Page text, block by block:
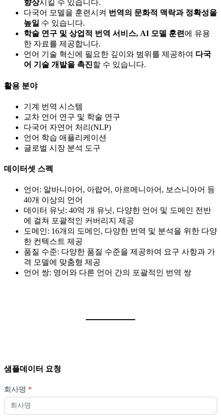
향상시킬 수 있습니다.
다국어 모델을 훈련시켜 번역의 문화적 맥락과 정확성을
높일 수 있습니다.
학술 연구 및 상업적 번역 서비스, AI 모델 훈련 에 유용
한 자료를 제공합니다.
언어 기술 혁신에 필요한 깊이와 범위를 제공하여 다국
어 기술 개발을 촉진할 수 있습니다.
활용 분야
기계 번역 시스템
교차 언어 연구 및 학술 연구
다국어 자연어 처리(NLP)
언어 학습 애플리케이션
글로벌 시장 분석 도구
데이터셋 스펙
언어: 알바니아어, 아랍어, 아르메니아어, 보스니아어 등
40개 이상의 언어
데이터 유닛: 40억 개 유닛, 다양한 언어 및 도메인 전반
에 걸쳐 포괄적인 커버리지 제공
도메인: 16개의 도메인, 다양한 번역 및 분석을 위한 다양
한 컨텍스트 제공
품질 수준: 다양한 품질 수준을 제공하여 요구 사항과 가
격 모델에 맞춤형 제공
언어 쌍: 영어와 다른 언어 간의 포괄적인 번역 쌍
샘플데이터 요청
플
데
이
회사명 *